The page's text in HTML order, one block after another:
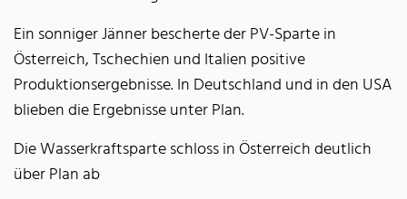
Ein sonniger Jänner bescherte der PV-Sparte in
Österreich, Tschechien und Italien positive
Produktionsergebnisse. In Deutschland und in den USA
blieben die Ergebnisse unter Plan.
Die Wasserkraftsparte schloss in Österreich deutlich
über Plan ab